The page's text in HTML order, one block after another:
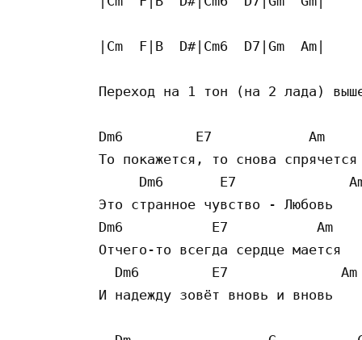
|Cm  F|B  D#|Cm6  D7|Gm  Am|
Переход на 1 тон (на 2 лада)
Dm6         E7            Am
То покажется, то снова спрячется
Dm6       E7
Это странное чувство - Любовь
Dm6           E7           Am
Отчего-то всегда сердце мается
  Dm6         E7              Am
И надежду зовёт вновь и вновь